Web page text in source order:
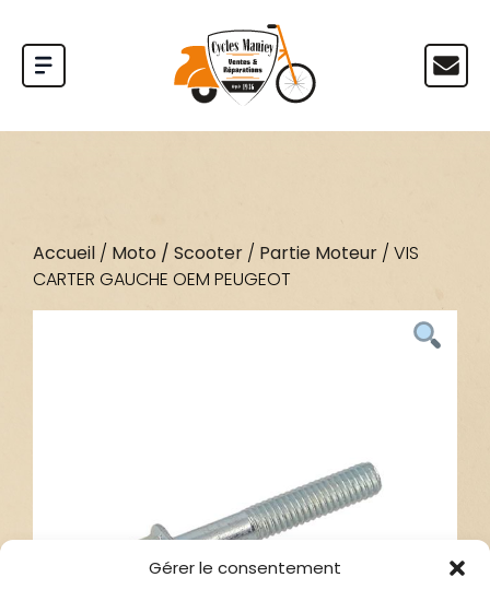
Gérer le consentement
Accueil / Moto / Scooter / Partie Moteur / VIS
CARTER GAUCHE OEM PEUGEOT